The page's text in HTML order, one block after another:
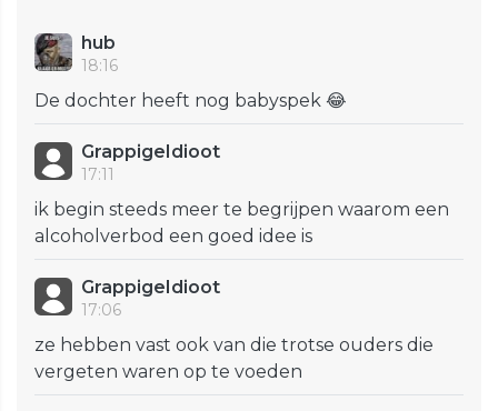
hub
18:16
De dochter heeft nog babyspek 😂
GrappigeIdioot
17:11
ik begin steeds meer te begrijpen waarom een
alcoholverbod een goed idee is
GrappigeIdioot
17:06
ze hebben vast ook van die trotse ouders die
vergeten waren op te voeden